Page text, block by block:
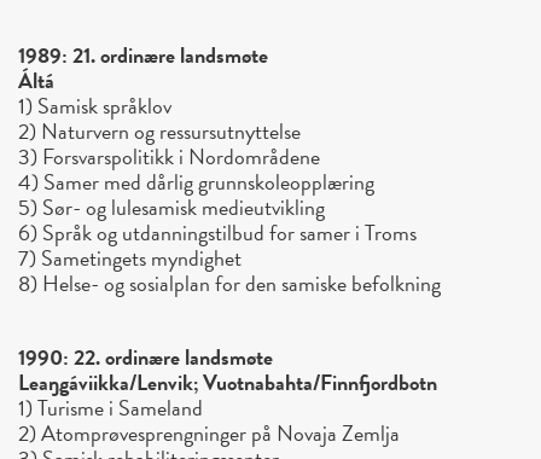
1989: 21. ordinære landsmøte
Áltá
1) Samisk språklov
2) Naturvern og ressursutnyttelse
3) Forsvarspolitikk i Nordområdene
4) Samer med dårlig grunnskoleopplæring
5) Sør- og lulesamisk medieutvikling
6) Språk og utdanningstilbud for samer i Troms
7) Sametingets myndighet
8) Helse- og sosialplan for den samiske befolkning
1990: 22. ordinære landsmøte
Leaŋgáviikka/Lenvik; Vuotnabahta/Finnfjordbotn
1) Turisme i Sameland
2) Atomprøvesprengninger på Novaja Zemlja